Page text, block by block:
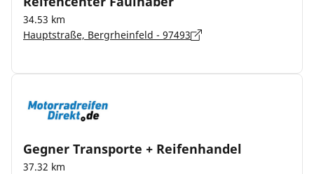
34.53 km
Hauptstraße, Bergrheinfeld - 97493
Gegner Transporte + Reifenhandel
37.32 km